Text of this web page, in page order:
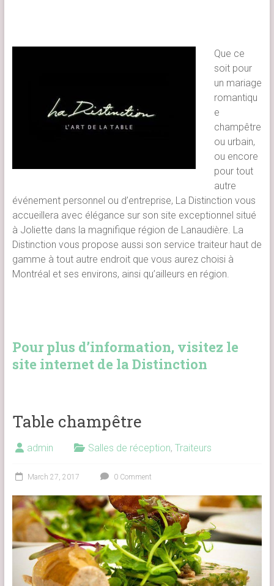
Que ce
soit pour
un mariage
romantiqu
e
champêtre
ou urbain,
ou encore
pour tout
autre
événement personnel ou d’entreprise, La Distinction vous
accueillera avec élégance sur son site exceptionnel situé
à Joliette dans la magnifique région de Lanaudière. La
Distinction vous propose aussi son service traiteur haut de
gamme à tout autre endroit que vous aurez choisi à
Montréal et ses environs, ainsi qu’ailleurs en région.
Pour plus d’information, visitez le
site internet de la Distinction
Table champêtre
admin Salles de réception, Traiteurs
March 27, 2017 0 Comment